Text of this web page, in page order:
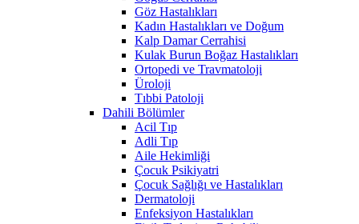
Göz Hastalıkları
Kadın Hastalıkları ve Doğum
Kalp Damar Cerrahisi
Kulak Burun Boğaz Hastalıkları
Ortopedi ve Travmatoloji
Üroloji
Tıbbi Patoloji
Dahili Bölümler
Acil Tıp
Adli Tıp
Aile Hekimliği
Çocuk Psikiyatri
Çocuk Sağlığı ve Hastalıkları
Dermatoloji
Enfeksiyon Hastalıkları